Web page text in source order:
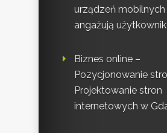
urządzeń mobilnych
angażują
Biznes online –
Pozycjonowanie
Projektowanie stron
internetowych w